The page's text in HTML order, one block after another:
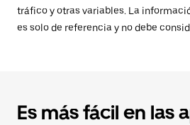
tráfico y otras variables. La
es solo de referencia y no debe
Es más fácil en las